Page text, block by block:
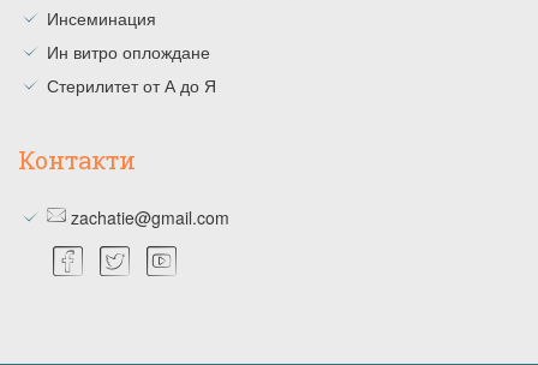
Инсеминация
Ин витро оплождане
Стерилитет от А до Я
Контакти
zachatie@gmail.com